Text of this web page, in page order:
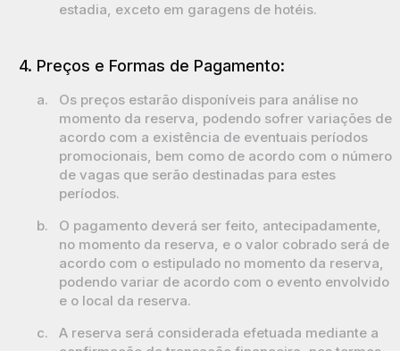
estadia, exceto em garagens de hotéis.
4. Preços e Formas de Pagamento:
a.
Os preços estarão disponíveis para análise no
momento da reserva, podendo sofrer variações de
acordo com a existência de eventuais períodos
promocionais, bem como de acordo com o número
de vagas que serão destinadas para estes
períodos.
b.
O pagamento deverá ser feito, antecipadamente,
no momento da reserva, e o valor cobrado será de
acordo com o estipulado no momento da reserva,
podendo variar de acordo com o evento envolvido
e o local da reserva.
c.
A reserva será considerada efetuada mediante a